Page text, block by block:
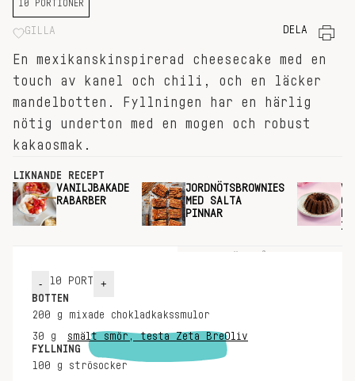
10 PORTIONER
GILLA DELA
En mexikanskinspirerad cheesecake med en
touch av kanel och chili, och en läcker
mandelbotten. Fyllningen har en härlig
nötig underton med en mogen och robust
kakaosmak.
LIKNANDE RECEPT
VANILJBAKADE
RABARBER
JORDNÖTSBROWNIES
MED SALTA
PINNAR
- 10 PORT +
BOTTEN
200 g
mixade chokladkakssmulor
30 g
smält smör, testa Zeta BreOliv
FYLLNING
100 g
strösocker